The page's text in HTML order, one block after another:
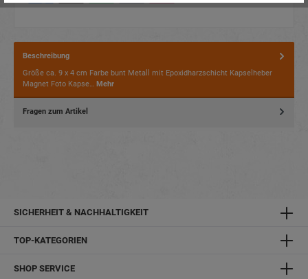
Beschreibung
Größe ca. 9 x 4 cm Farbe bunt Metall mit Epoxidharzschicht Kapselheber
Magnet Foto Kapse… Mehr
Fragen zum Artikel
SICHERHEIT & NACHHALTIGKEIT
TOP-KATEGORIEN
SHOP SERVICE